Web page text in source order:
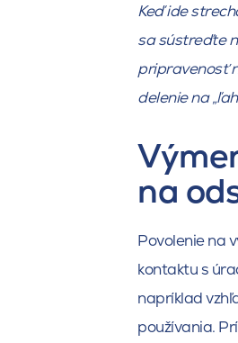
Keď ide
sa sústreďte
pripravenosť
delenie na
na
Povolenie na
kontaktu s
napríklad
používania.